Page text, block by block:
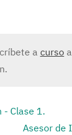
a curso
- Clase 1.
Asesor de